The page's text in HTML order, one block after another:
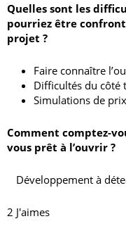
Quelles sont les
pourriez être
projet ?
Faire connaître
Difficultés du côté
Simulations de
Comment comptez-
vous prêt à l’ouvrir ?
Développement à
2 J'aimes